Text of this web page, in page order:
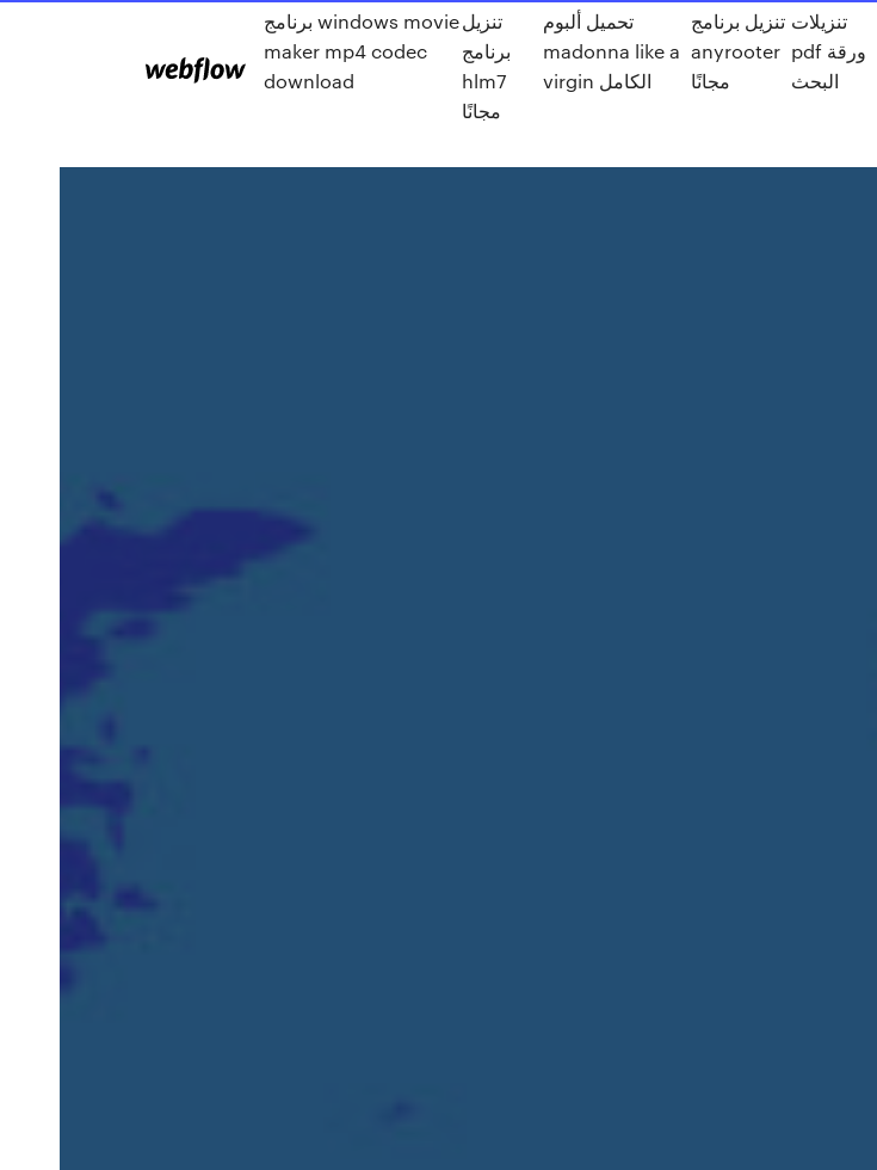
برنامج windows movie
maker mp4 codec
download
تنزيل
برنامج
hlm7
مجانًا
تحميل ألبوم
madonna like a
virgin الكامل
تنزيل برنامج
anyrooter
مجانًا
تنزيلات
pdf ورقة
البحث